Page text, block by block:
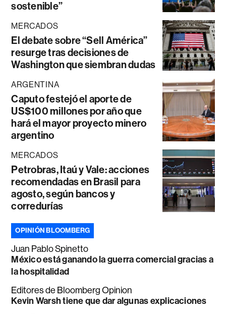
sostenible”
MERCADOS
El debate sobre “Sell América”
resurge tras decisiones de
Washington que siembran dudas
ARGENTINA
Caputo festejó el aporte de
US$100 millones por año que
hará el mayor proyecto minero
argentino
MERCADOS
Petrobras, Itaú y Vale: acciones
recomendadas en Brasil para
agosto, según bancos y
corredurías
OPINIÓN BLOOMBERG
Juan Pablo Spinetto
México está ganando la guerra comercial gracias a
la hospitalidad
Editores de Bloomberg Opinion
Kevin Warsh tiene que dar algunas explicaciones